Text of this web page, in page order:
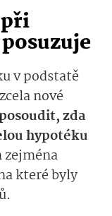
v podstatě
nové
zda
hypotéku
zejména
které byly